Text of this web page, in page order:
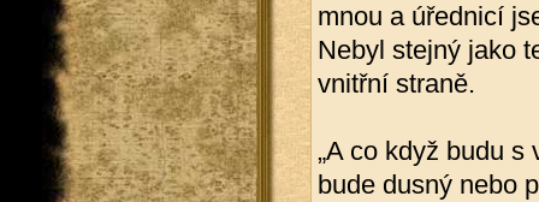
mnou a úřednicí
Nebyl stejný jako
vnitřní straně.
„A co když budu
bude dusný nebo